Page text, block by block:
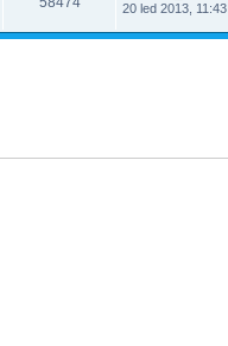
20 led 2013, 11:43